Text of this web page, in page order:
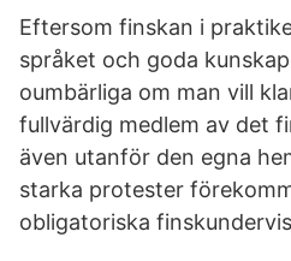
Eftersom finskan i
språket och goda
oumbärliga om man vill
fullvärdig medlem av det
även utanför den egna
starka protester
obligatoriska